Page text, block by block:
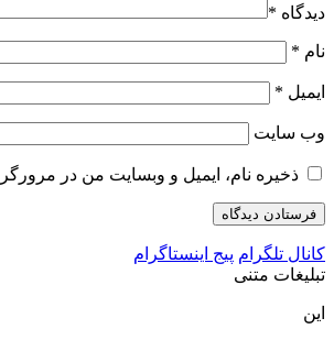
دیدگاه *
نام *
ایمیل *
وب‌ سایت
ذخیره نام، ایمیل و وبسایت من در
کانال تلگرام پیج اینستاگرام
تبلیغات متنی
این